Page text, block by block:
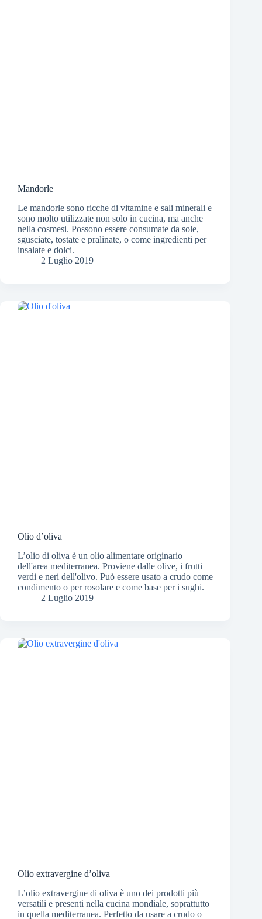
Mandorle
Le mandorle sono ricche di vitamine e sali minerali e
sono molto utilizzate non solo in cucina, ma anche
nella cosmesi. Possono essere consumate da sole,
sgusciate, tostate e pralinate, o come ingredienti per
insalate e dolci.
2 Luglio 2019
Olio d’oliva
L’olio di oliva è un olio alimentare originario
dell'area mediterranea. Proviene dalle olive, i frutti
verdi e neri dell'olivo. Può essere usato a crudo come
condimento o per rosolare e come base per i sughi.
2 Luglio 2019
Olio extravergine d’oliva
L’olio extravergine di oliva è uno dei prodotti più
versatili e presenti nella cucina mondiale, soprattutto
in quella mediterranea. Perfetto da usare a crudo o